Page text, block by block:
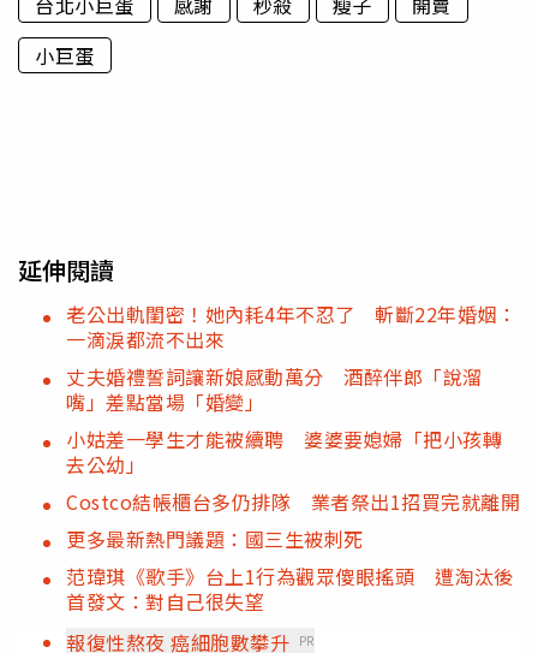
小巨蛋
延伸閱讀
老公出軌閨密！她內耗4年不忍了 斬斷22年婚姻：
一滴淚都流不出來
丈夫婚禮誓詞讓新娘感動萬分 酒醉伴郎「說溜
嘴」差點當場「婚變」
小姑差一學生才能被續聘 婆婆要媳婦「把小孩轉
去公幼」
Costco結帳櫃台多仍排隊 業者祭出1招買完就離開
更多最新熱門議題：國三生被刺死
范瑋琪《歌手》台上1行為觀眾傻眼搖頭 遭淘汰後
首發文：對自己很失望
報復性熬夜 癌細胞數攀升 PR